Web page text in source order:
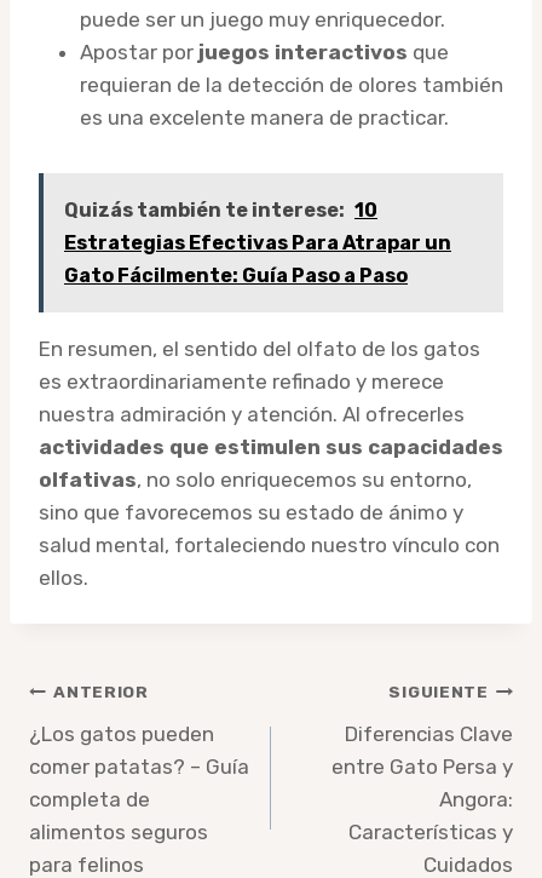
puede ser un juego muy enriquecedor.
Apostar por juegos interactivos que
requieran de la detección de olores también
es una excelente manera de practicar.
Quizás también te interese: 10
Estrategias Efectivas Para Atrapar un
Gato Fácilmente: Guía Paso a Paso
En resumen, el sentido del olfato de los gatos
es extraordinariamente refinado y merece
nuestra admiración y atención. Al ofrecerles
actividades que estimulen sus capacidades
olfativas, no solo enriquecemos su entorno,
sino que favorecemos su estado de ánimo y
salud mental, fortaleciendo nuestro vínculo con
ellos.
Navegación
de
entradas
ANTERIOR
¿Los gatos pueden
comer patatas? – Guía
completa de
alimentos seguros
para felinos
SIGUIENTE
Diferencias Clave
entre Gato Persa y
Angora:
Características y
Cuidados